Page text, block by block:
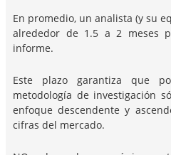
En promedio, un analista (y su
alrededor de 1.5 a 2 meses
informe.
Este plazo garantiza que
metodología de investigación
enfoque descendente y
cifras del mercado.